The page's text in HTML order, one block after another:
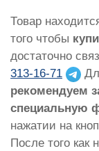
Товар
того чтобы
достаточно
313-16-71
рекомендуем
специальную
нажатии на
После того как